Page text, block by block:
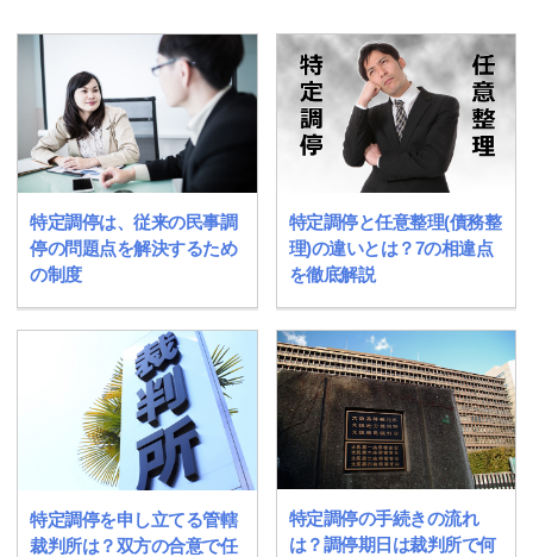
特定調停は、従来の民事調
停の問題点を解決するため
の制度
特定調停と任意整理(債務整
理)の違いとは？7の相違点
を徹底解説
特定調停を申し立てる管轄
裁判所は？双方の合意で任
特定調停の手続きの流れ
は？調停期日は裁判所で何